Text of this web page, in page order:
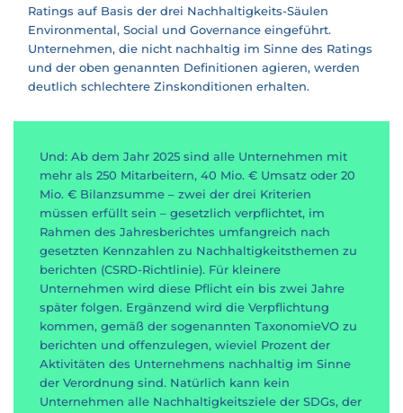
Ratings auf Basis der drei Nachhaltigkeits-Säulen
Environmental, Social und Governance eingeführt.
Unternehmen, die nicht nachhaltig im Sinne des Ratings
und der oben genannten Definitionen agieren, werden
deutlich schlechtere Zinskonditionen erhalten.
Und: Ab dem Jahr 2025 sind alle Unternehmen mit
mehr als 250 Mitarbeitern, 40 Mio. € Umsatz oder 20
Mio. € Bilanzsumme – zwei der drei Kriterien
müssen erfüllt sein – gesetzlich verpflichtet, im
Rahmen des Jahresberichtes umfangreich nach
gesetzten Kennzahlen zu Nachhaltigkeitsthemen zu
berichten (CSRD-Richtlinie). Für kleinere
Unternehmen wird diese Pflicht ein bis zwei Jahre
später folgen. Ergänzend wird die Verpflichtung
kommen, gemäß der sogenannten TaxonomieVO zu
berichten und offenzulegen, wieviel Prozent der
Aktivitäten des Unternehmens nachhaltig im Sinne
der Verordnung sind. Natürlich kann kein
Unternehmen alle Nachhaltigkeitsziele der SDGs, der